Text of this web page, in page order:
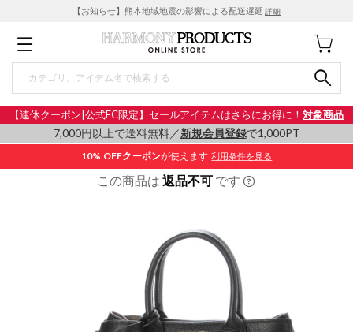
【お知らせ】熊本地域地震の影響による配送遅延 詳細
【連休クーポン|公式EC限定】セールアイテムはさらにお得に！ 対象商品
7,000円以上で送料無料／新規会員登録で1,000PT
10% OFFクーポンが使えます 利用条件を見る
この商品は 返品不可 です